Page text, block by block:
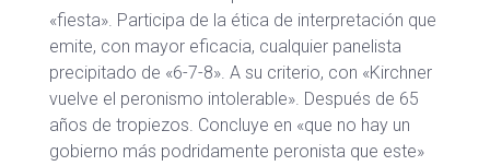
«fiesta». Participa de la ética de interpretación que
emite, con mayor eficacia, cualquier panelista
precipitado de «6-7-8». A su criterio, con «Kirchner
vuelve el peronismo intolerable». Después de 65
años de tropiezos. Concluye en «que no hay un
gobierno más podridamente peronista que este»